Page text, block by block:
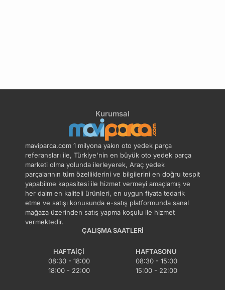
Kurumsal
maviparca.com 1 milyona yakın oto yedek parça
referansları ile, Türkiye'nin en büyük oto yedek parça
marketi olma yolunda ilerleyerek, Araç yedek
parçalarının tüm özelliklerini ve bilgilerini en doğru tespit
yapabilme kapasitesi ile hizmet vermeyi amaçlamış ve
her daim en kaliteli ürünleri, en uygun fiyata tedarik
etme ve satışı konusunda e-satış platformunda sanal
mağaza üzerinden satış yapma koşulu ile hizmet
vermektedir.
ÇALIŞMA SAATLERI
HAFTAIÇI
08:30 - 18:00
18:00 - 22:00
HAFTASONU
08:30 - 15:00
15:00 - 22:00